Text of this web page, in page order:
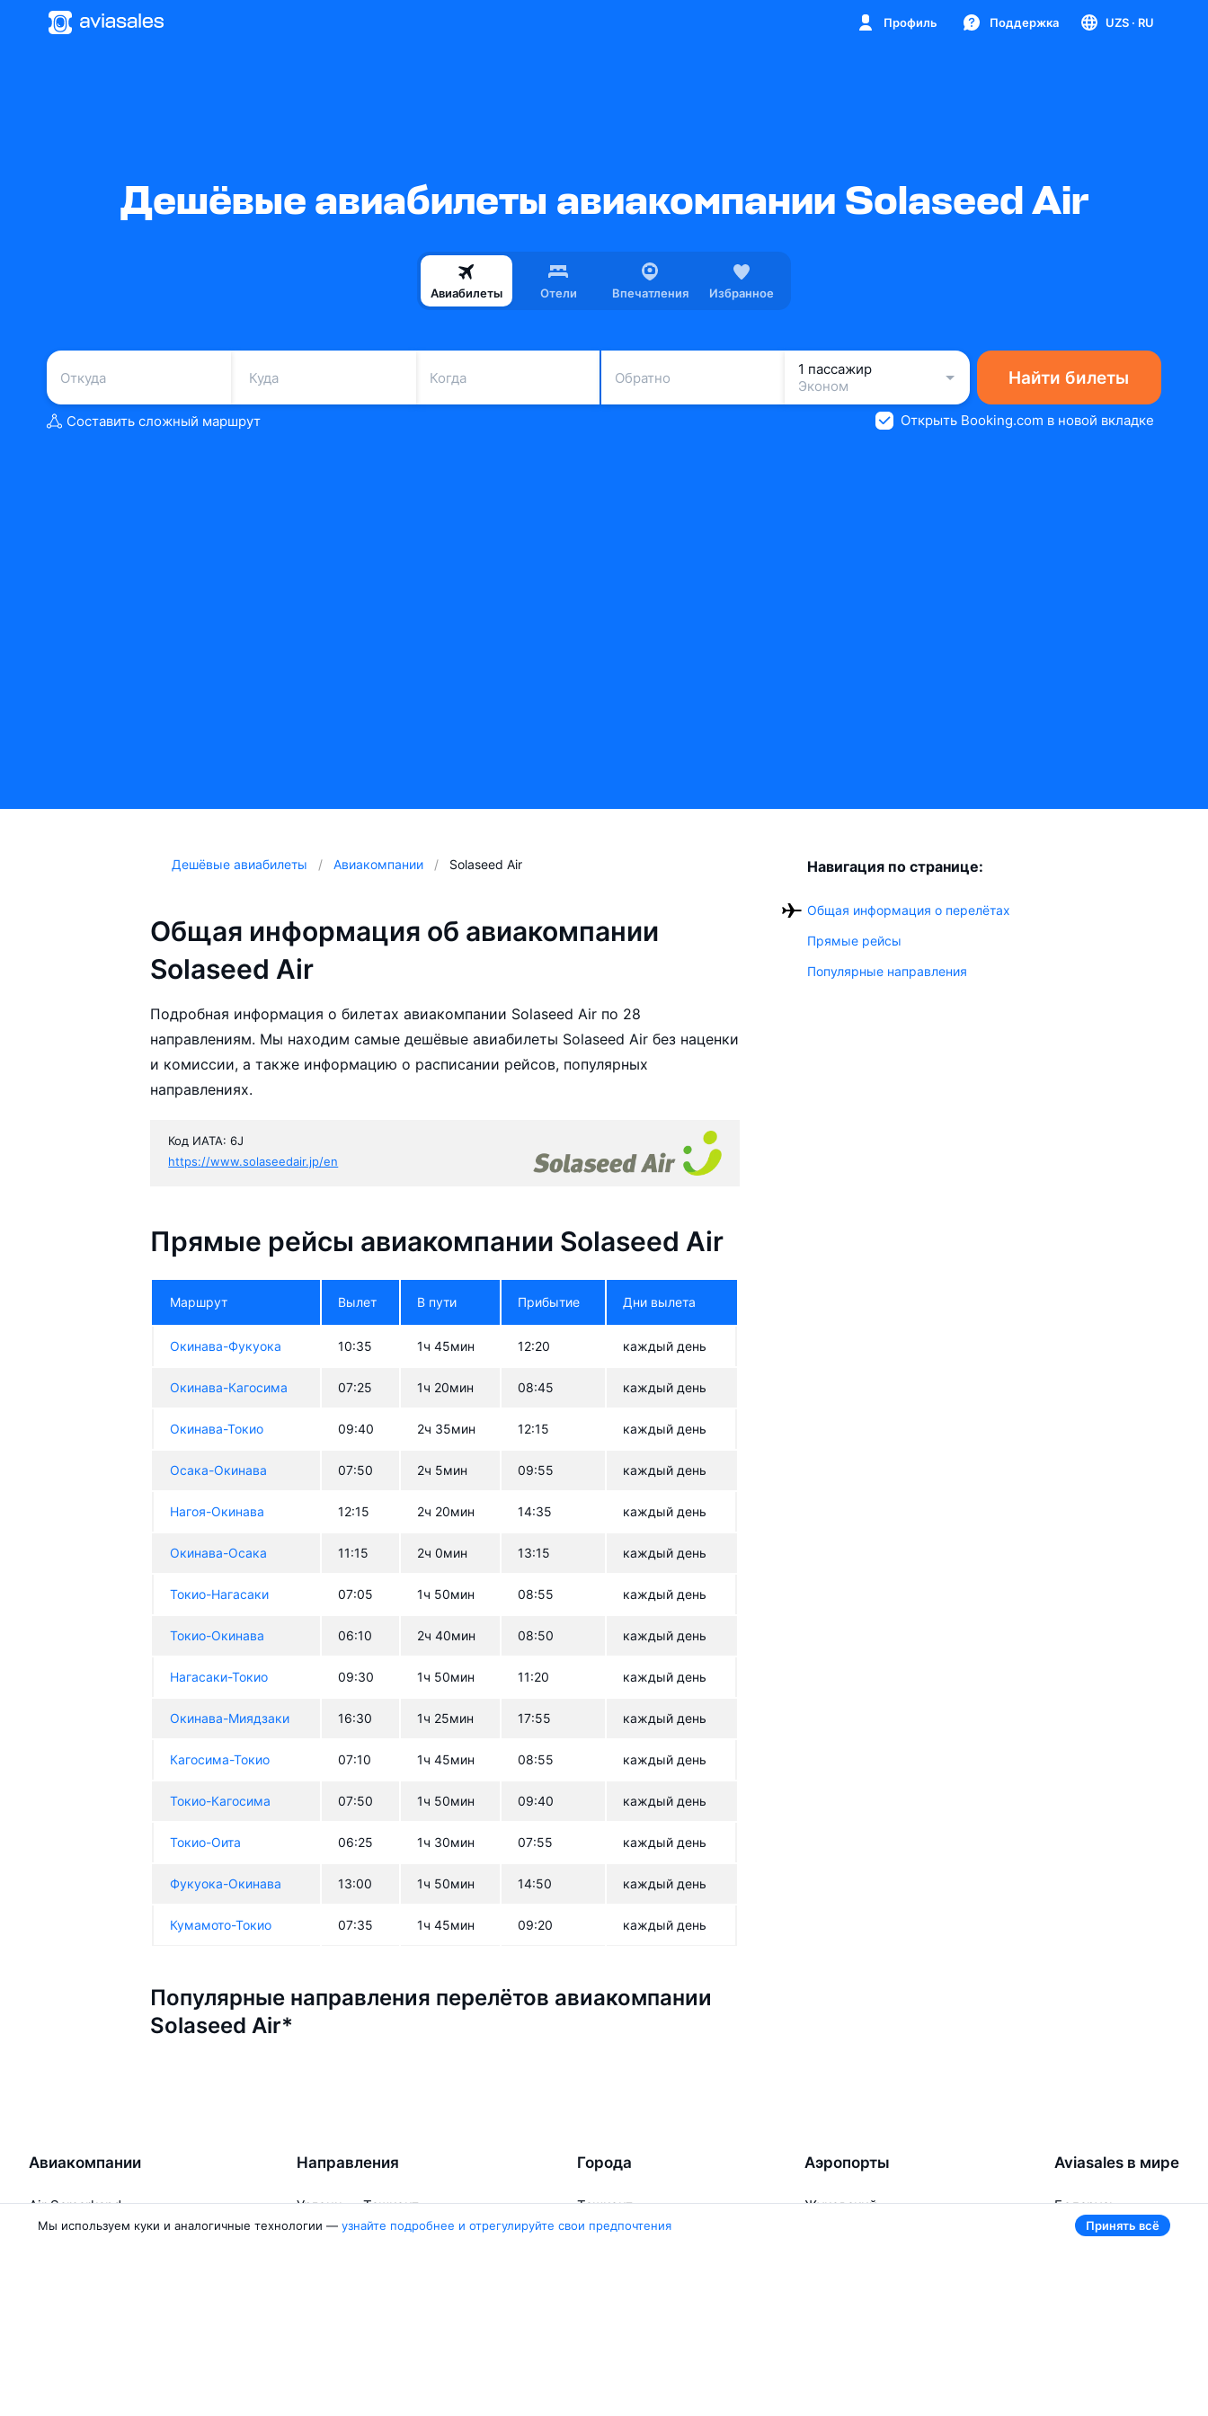
Профиль Поддержка UZS · RU
Дешёвые авиабилеты авиакомпании Solaseed Air
Авиабилеты Отели Впечатления Избранное
Когда Обратно
1 пассажир
Эконом
Найти билеты
Составить сложный маршрут Открыть Booking.com в новой вкладке
Дешёвые авиабилеты Авиакомпании Solaseed Air
Общая информация об авиакомпании
Solaseed Air
Подробная информация о билетах авиакомпании Solaseed Air по 28
направлениям. Мы находим самые дешёвые авиабилеты Solaseed Air без наценки
и комиссии, а также информацию о расписании рейсов, популярных
направлениях.
Код ИАТА: 6J
https://www.solaseedair.jp/en
Прямые рейсы авиакомпании Solaseed Air
Маршрут Вылет В пути Прибытие Дни вылета
Окинава-Фукуока 10:35 1ч 45мин 12:20 каждый день
Окинава-Кагосима 07:25 1ч 20мин 08:45 каждый день
Окинава-Токио 09:40 2ч 35мин 12:15 каждый день
Осака-Окинава 07:50 2ч 5мин 09:55 каждый день
Нагоя-Окинава 12:15 2ч 20мин 14:35 каждый день
Окинава-Осака 11:15 2ч 0мин 13:15 каждый день
Токио-Нагасаки 07:05 1ч 50мин 08:55 каждый день
Токио-Окинава 06:10 2ч 40мин 08:50 каждый день
Нагасаки-Токио 09:30 1ч 50мин 11:20 каждый день
Окинава-Миядзаки 16:30 1ч 25мин 17:55 каждый день
Кагосима-Токио 07:10 1ч 45мин 08:55 каждый день
Токио-Кагосима 07:50 1ч 50мин 09:40 каждый день
Токио-Оита 06:25 1ч 30мин 07:55 каждый день
Фукуока-Окинава 13:00 1ч 50мин 14:50 каждый день
Кумамото-Токио 07:35 1ч 45мин 09:20 каждый день
Популярные направления перелётов авиакомпании
Solaseed Air*
Навигация по странице:
Общая информация о перелётах
Прямые рейсы
Популярные направления
Авиакомпании
Air Samarkand
Победа
Направления
Ургенч — Ташкент
Ташкент — Бухара
Города
Ташкент
Москва
Аэропорты
Жуковский
Aviasales в мире
Беларусь
Россия
Таджикистан
Мы используем куки и аналогичные технологии — узнайте подробнее и отрегулируйте свои предпочтения Принять всё